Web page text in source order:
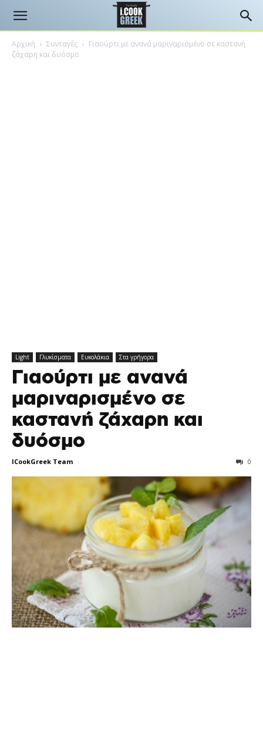
Αρχική Συνταγές
Γιαούρτι με ανανά μαριναρισμένο σε καστανή
ζάχαρη και δυόσμο
Light Γλυκίσματα Ευκολάκια Στα γρήγορα
Γιαούρτι με ανανά
μαριναρισμένο σε
καστανή ζάχαρη και
δυόσμο
ICookGreek Team 0